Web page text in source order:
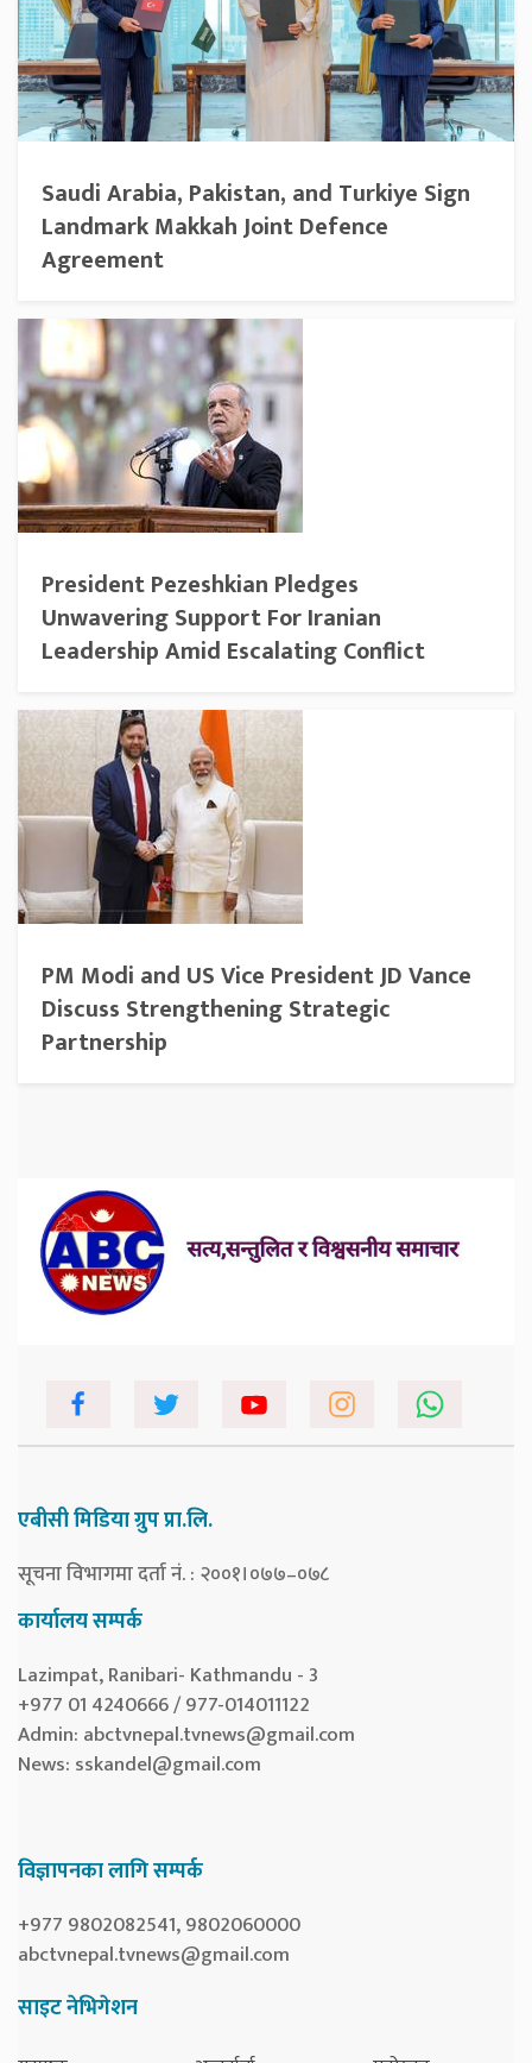
Saudi Arabia, Pakistan, and Turkiye Sign
Landmark Makkah Joint Defence
Agreement
President Pezeshkian Pledges
Unwavering Support For Iranian
Leadership Amid Escalating Conflict
PM Modi and US Vice President JD Vance
Discuss Strengthening Strategic
Partnership
एबीसी मिडिया ग्रुप प्रा.लि.
सूचना विभागमा दर्ता नं. : २००१।०७७–०७८
कार्यालय सम्पर्क
Lazimpat, Ranibari- Kathmandu - 3
+977 01 4240666 / 977-014011122
Admin: abctvnepal.tvnews@gmail.com
News: sskandel@gmail.com
विज्ञापनका लागि सम्पर्क
+977 9802082541, 9802060000
abctvnepal.tvnews@gmail.com
साइट नेभिगेशन